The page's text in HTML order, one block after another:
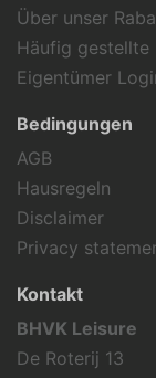
Über unser
Häufig gestellte
Eigentümer
Bedingungen
AGB
Hausregeln
Disclaimer
Privacy
Kontakt
BHVK Leisure
De Roterij 13